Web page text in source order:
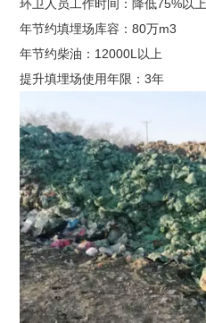
环卫人员工作时间：降低75%以上
年节约填埋场库容：80万m3
年节约柴油：12000L以上
提升填埋场使用年限：3年